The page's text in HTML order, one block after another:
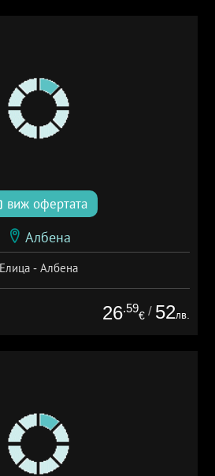
виж офертата
Албена
Елица - Албена
26.59
€ / 52лв.